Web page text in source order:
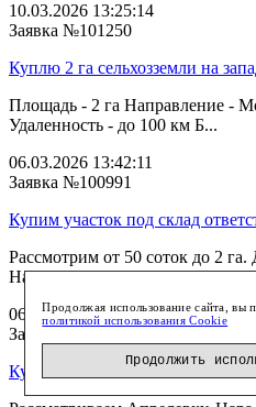
10.03.2026 13:25:14
Заявка №101250
Куплю 2 га сельхозземли на
Площадь - 2 га Направление -
Удаленность - до 100 км Б...
06.03.2026 13:42:11
Заявка №100991
Купим участок под склад
Рассмотрим от 50 соток до 2
Направление: ЮГ, Юго-Восток,
06.03.2026 13:14:57
Заявка №101233
Куплю участок под склад в
Продолжая использование сайта, вы
политикой использования Cookie
Продолжить